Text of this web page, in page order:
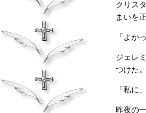
クリス
まいを
「よか
ジェレ
つけた
「私に
昨夜の